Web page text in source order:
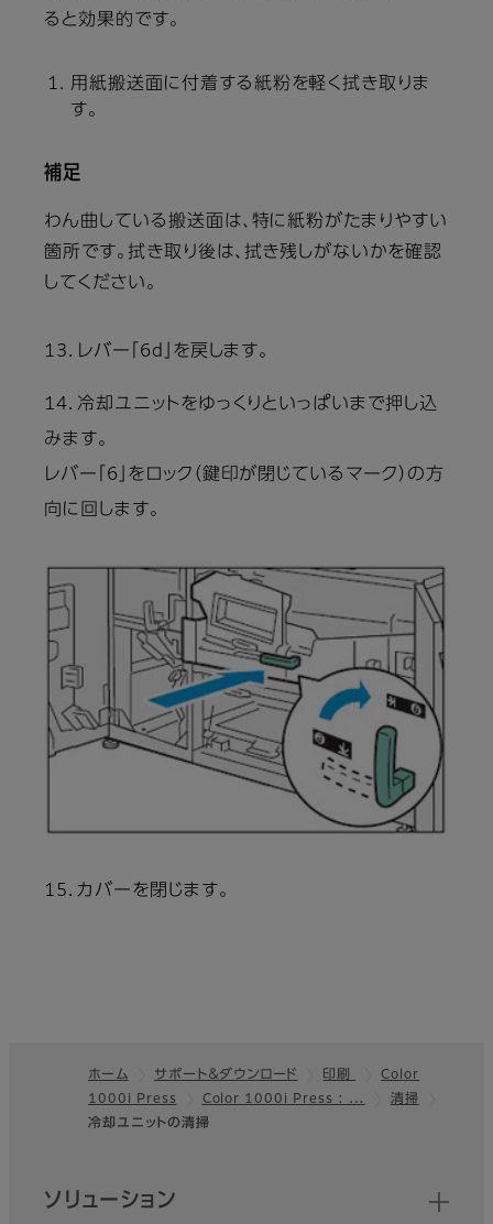
ると効果的です。
用紙搬送面に付着する紙粉を軽く拭き取りま
す。
補足
わん曲している搬送面は、特に紙粉がたまりやすい
箇所です。拭き取り後は、拭き残しがないかを確認
してください。
13．レバー「6d」を戻します。
14．冷却ユニットをゆっくりといっぱいまで押し込
みます。
レバー「6」をロック（鍵印が閉じているマーク）の方
向に回します。
15．カバーを閉じます。
フッター
ホーム サポート＆ダウンロード 印刷
Color
1000i Press
Color 1000i Press : …
清掃
冷却ユニットの清掃
クイックリンク
ソリューション